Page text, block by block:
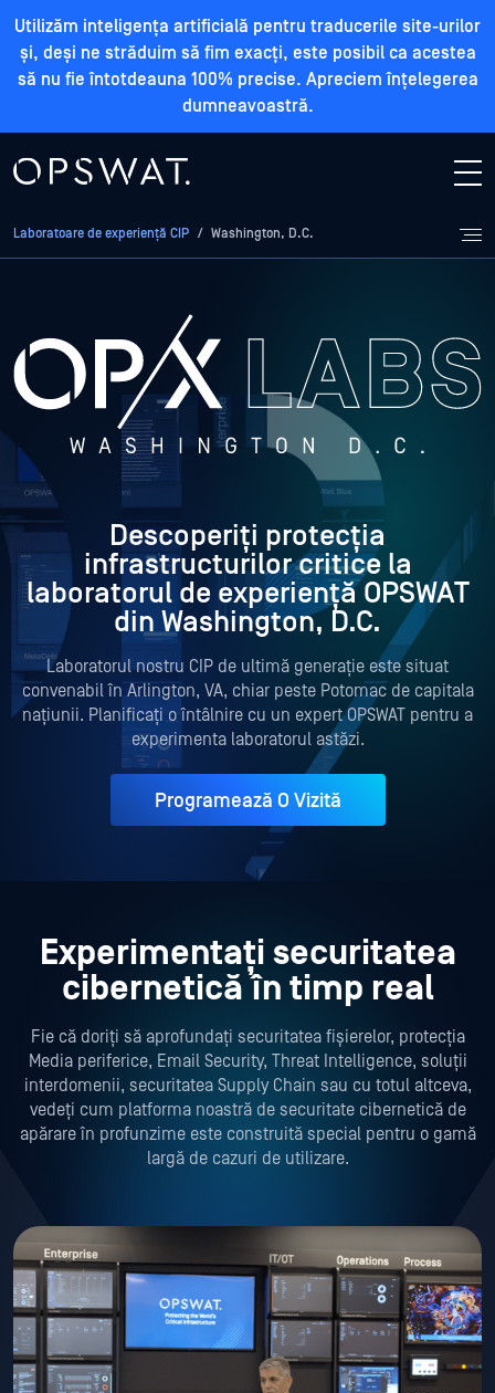
Utilizăm inteligența artificială pentru traducerile site-urilor
și, deși ne străduim să fim exacți, este posibil ca acestea
să nu fie întotdeauna 100% precise. Apreciem înțelegerea
dumneavoastră.
Laboratoare de experiență CIP / Washington, D.C.
Descoperiți protecția
infrastructurilor critice la
laboratorul de experiență OPSWAT
din Washington, D.C.
Laboratorul nostru CIP de ultimă generație este situat
convenabil în Arlington, VA, chiar peste Potomac de capitala
națiunii. Planificați o întâlnire cu un expert OPSWAT pentru a
experimenta laboratorul astăzi.
Programează O Vizită
Experimentați securitatea
cibernetică în timp real
Fie că doriți să aprofundați securitatea fișierelor, protecția
Media periferice, Email Security, Threat Intelligence, soluții
interdomenii, securitatea Supply Chain sau cu totul altceva,
vedeți cum platforma noastră de securitate cibernetică de
apărare în profunzime este construită special pentru o gamă
largă de cazuri de utilizare.